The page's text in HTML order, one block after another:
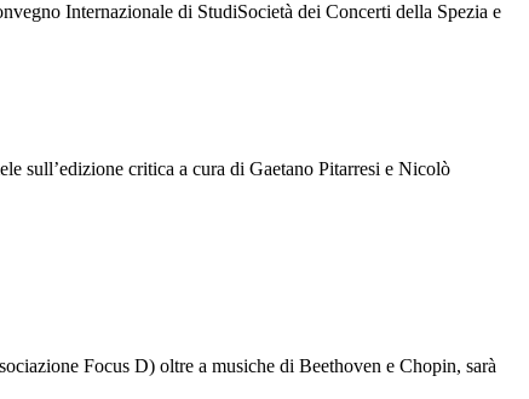
Internazionale di StudiSocietà dei Concerti della Spezia e
sull’edizione critica a cura di Gaetano Pitarresi e Nicolò
Focus D) oltre a musiche di Beethoven e Chopin, sarà